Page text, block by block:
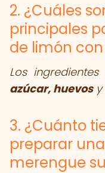
2. ¿Cuáles
principales
de limón
Los
azúcar, huevosy
3. ¿Cuánto
preparar
merengue